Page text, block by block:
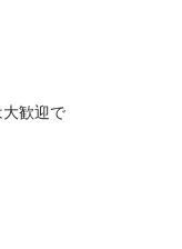
歓迎で